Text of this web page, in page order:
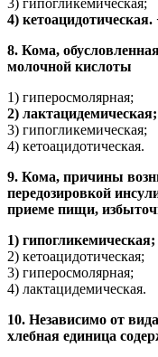
4) кетоацидотическая.
8. Кома,
молочной кислоты
1) гиперосмолярная;
2)
3) гипогликемическая;
4) кетоацидотическая.
9. Кома, причины
передозировкой
приеме пищи,
1) гипогликемическая;
2) кетоацидотическая;
3) гиперосмолярная;
4) лактацидемическая.
10. Независимо от
хлебная единица